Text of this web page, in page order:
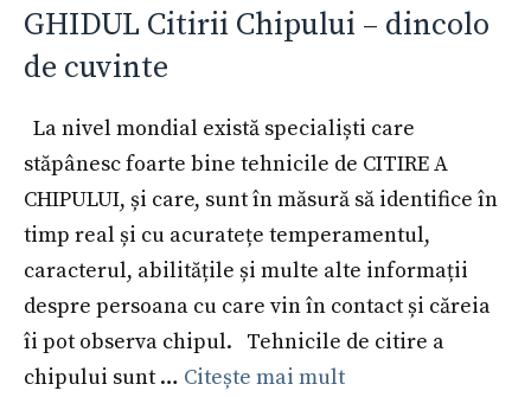
GHIDUL Citirii Chipului – dincolo
de cuvinte
La nivel mondial există specialiști care
stăpânesc foarte bine tehnicile de CITIRE A
CHIPULUI, și care, sunt în măsură să identifice în
timp real și cu acuratețe temperamentul,
caracterul, abilitățile și multe alte informații
despre persoana cu care vin în contact și căreia
îi pot observa chipul. Tehnicile de citire a
chipului sunt … Citește mai mult